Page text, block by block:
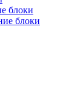
блоки
блоки